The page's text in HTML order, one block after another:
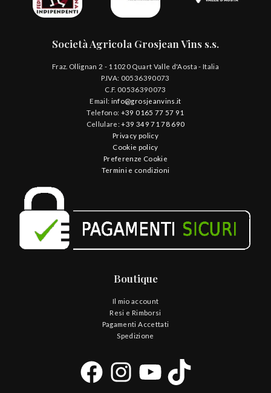
Società Agricola Grosjean Vins s.s.
Fraz. Ollignan 2 - 11020 Quart Valle d'Aosta - Italia
P.IVA: 00536390073
C.F. 00536390073
Email: info@grosjeanvins.it
Telefono: +39 0165 77 57 91
Cellulare: +39 349 71 78 690
Privacy policy
Cookie policy
Preferenze Cookie
Termini e condizioni
Boutique
Il mio account
Resi e Rimborsi
Pagamenti Accettati
Spedizione